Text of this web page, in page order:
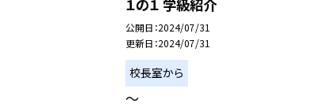
１の１ 学級紹介
公開日 2024/07/31
更新日 2024/07/31
校長室から
〜